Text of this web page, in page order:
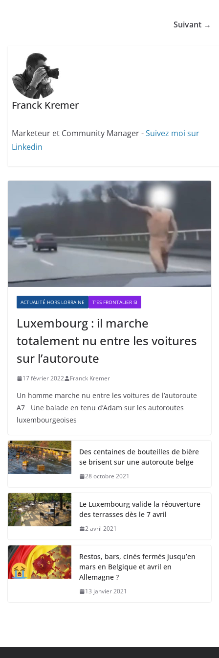
Suivant →
Franck Kremer
Marketeur et Community Manager -Suivez moi sur
Linkedin
ACTUALITÉ HORS LORRAINE T'ES FRONTALIER SI
Luxembourg : il marche
totalement nu entre les voitures
sur l’autoroute
17 février 2022 Franck Kremer
Un homme marche nu entre les voitures de l’autoroute
A7 Une balade en tenu d’Adam sur les autoroutes
luxembourgeoises
Des centaines de bouteilles de bière
se brisent sur une autoroute belge
28 octobre 2021
Le Luxembourg valide la réouverture
des terrasses dès le 7 avril
2 avril 2021
Restos, bars, cinés fermés jusqu’en
mars en Belgique et avril en
Allemagne ?
13 janvier 2021